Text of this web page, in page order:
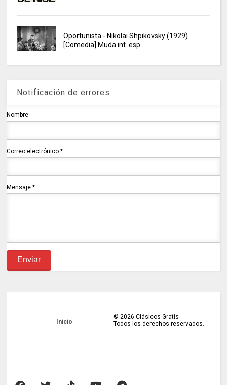
Oportunista - Nikolai Shpikovsky (1929)
[Comedia] Muda int. esp.
Notificación de errores
Nombre
Correo electrónico*
Mensaje*
Inicio
© 2026 Clásicos Gratis
Todos los derechos reservados.